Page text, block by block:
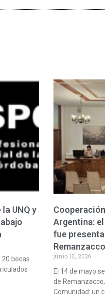
UNQ y
20 becas
Argentina:
fue
Remanzacco
junio 10, 2026
El 14 de mayo
de
Comunidad: un